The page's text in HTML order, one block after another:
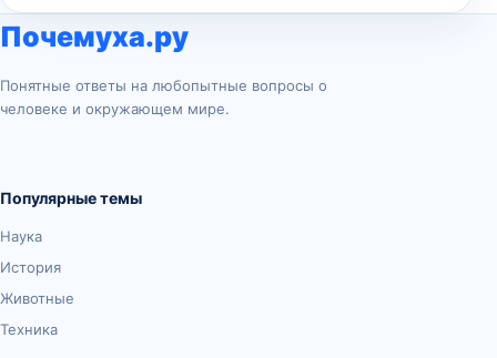
Почемуха.ру
Понятные ответы на любопытные вопросы о
человеке и окружающем мире.
Популярные темы
Наука
История
Животные
Техника